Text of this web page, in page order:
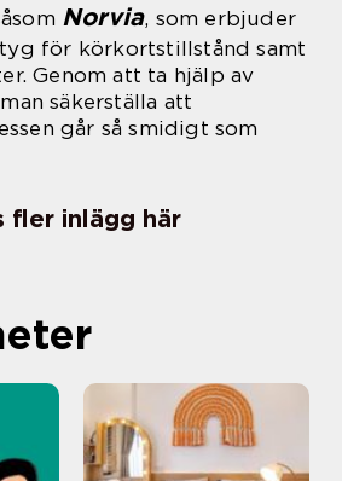
Norvia, som erbjuder
för körkortstillstånd samt
Genom att ta hjälp av
säkerställa att
går så smidigt som
fler inlägg här